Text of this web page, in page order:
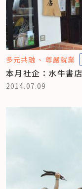
多元共融 尊嚴就業
本月社企：水牛書
2014.07.09